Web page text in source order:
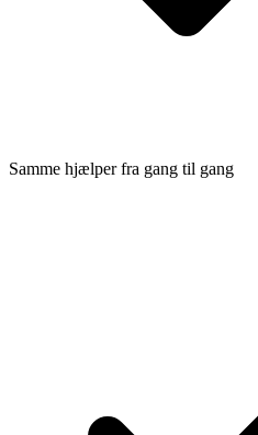
Samme hjælper fra gang til gang